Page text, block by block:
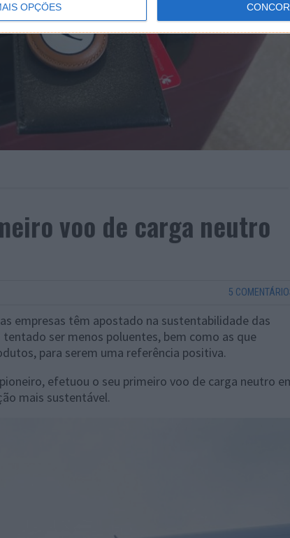
OPÇÕES
voo de carga neutro
5
empresas têm apostado na sustentabilidade das
ser menos poluentes, bem como as que
para serem uma referência positiva.
efetuou o seu primeiro voo de carga neutro
mais sustentável.